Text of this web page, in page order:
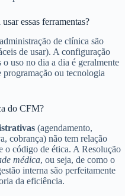
essas ferramentas?
de clínica são
de usar). A configuração
uso no dia a dia é geralmente
ou tecnologia
do CFM?
(agendamento,
cobrança) não tem relação
o código de ética. A Resolução
médica, ou seja, de como o
interna são perfeitamente
da eficiência.